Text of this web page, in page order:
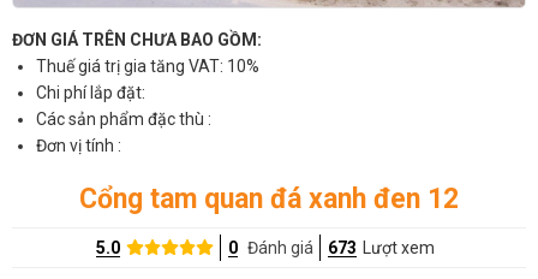
ĐƠN GIÁ TRÊN CHƯA BAO GỒM:
Thuế giá trị gia tăng VAT: 10%
Chi phí lắp đặt:
Các sản phẩm đặc thù :
Đơn vị tính :
Cổng tam quan đá xanh đen 12
5.0 0 Đánh giá 673 Lượt xem